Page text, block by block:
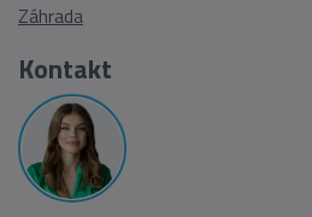
Záhrada
Kontakt